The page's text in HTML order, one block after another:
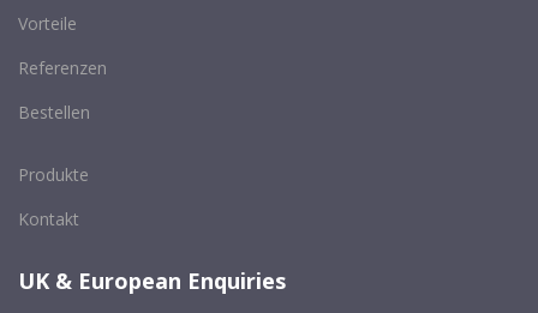
Vorteile
Referenzen
Bestellen
Produkte
Kontakt
UK & European Enquiries